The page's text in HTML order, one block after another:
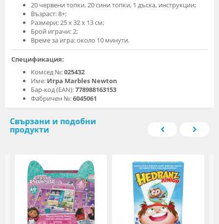
20 червени топки, 20 сини топки, 1 дъска, инструкции;
Възраст: 8+;
Размери: 25 x 32 x 13 см;
Брой играчи: 2;
Време за игра: около 10 минути.
Спецификация:
Комсед №:025432
Име: Игра Marbles Newton
Бар-код (EAN):778988163153
Фабричен №:6045061
Свързани и подобни
продукти